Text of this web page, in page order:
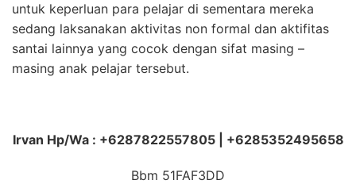
untuk keperluan para pelajar di sementara mereka
sedang laksanakan aktivitas non formal dan aktifitas
santai lainnya yang cocok dengan sifat masing –
masing anak pelajar tersebut.
Irvan Hp/Wa : +6287822557805 | +6285352495658
Bbm 51FAF3DD